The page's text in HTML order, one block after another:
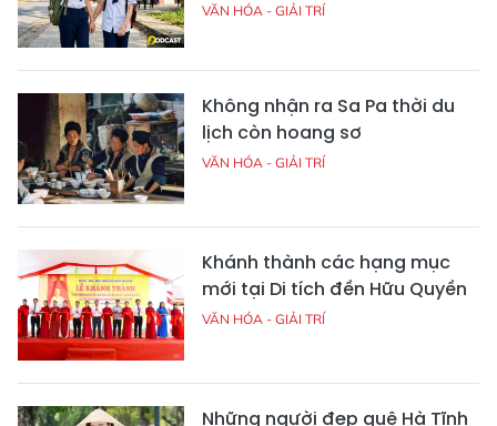
VĂN HÓA - GIẢI TRÍ
Không nhận ra Sa Pa thời du
lịch còn hoang sơ
VĂN HÓA - GIẢI TRÍ
Khánh thành các hạng mục
mới tại Di tích đền Hữu Quyền
VĂN HÓA - GIẢI TRÍ
Những người đẹp quê Hà Tĩnh